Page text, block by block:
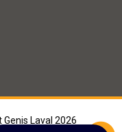
Genis Laval 2026